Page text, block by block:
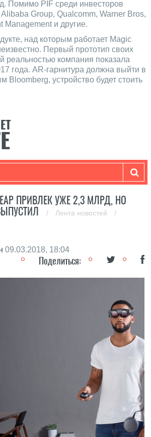
Помимо PIF среди инвесторов
Group, Qualcomm, Warner Bros,
Management и другие.
над которым работает Magic
Первый прототип своих
реальностью компания показала
года. AR-гарнитура должна выйти в
Bloomberg, устройство будет стоить
ПРИВЛЕК УЖЕ 2,3 МЛРД, НО
/ Лента новостей
/
09.03.2018, 18:04
Поделиться: